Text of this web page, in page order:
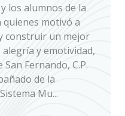
los alumnos de la
quienes motivó a
construir un mejor
y emotividad,
Fernando, C.P.
de la
Mu...